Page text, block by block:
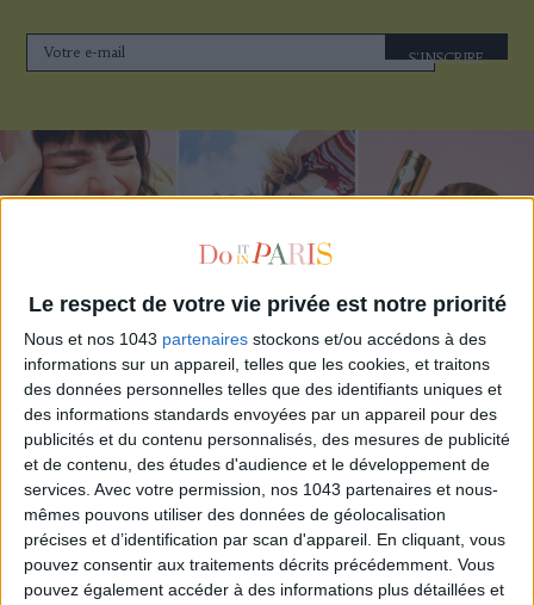
Le respect de votre vie privée est notre priorité
Nous et nos 1043 partenaires stockons et/ou accédons à des
informations sur un appareil, telles que les cookies, et traitons
des données personnelles telles que des identifiants uniques et
des informations standards envoyées par un appareil pour des
publicités et du contenu personnalisés, des mesures de publicité
et de contenu, des études d'audience et le développement de
services. Avec votre permission, nos 1043 partenaires et nous-
mêmes pouvons utiliser des données de géolocalisation
précises et d’identification par scan d'appareil. En cliquant, vous
pouvez consentir aux traitements décrits précédemment. Vous
pouvez également accéder à des informations plus détaillées et
S'INSCRIRE
ADOPT PARFUMS RÉVOLUTIONNE LA PARFUMERIE MADE IN FRANCE À PETIT PRIX